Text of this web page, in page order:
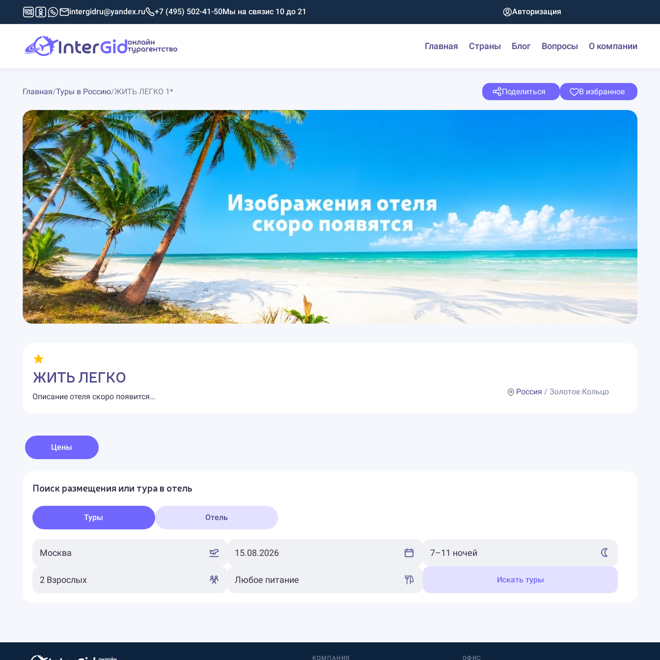
intergidru@yandex.ru +7 (495) 502-41-50Мы на связис 10 до 21 Авторизация
Главная Страны Блог Вопросы О компании
Главная/Туры в Россию/ЖИТЬ ЛЕГКО 1* Поделиться В избранное
ЖИТЬ ЛЕГКО
Описание отеля скоро появится...
Россия / Золотое Кольцо
Цены
Поиск размещения или тура в отель
Туры Отель
Искать туры
КОМПАНИЯ ОФИС